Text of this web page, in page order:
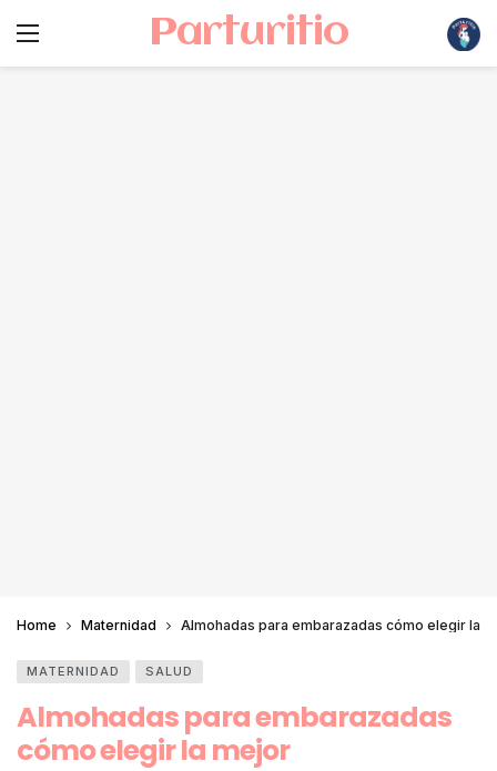
Parturitio
Home Maternidad Almohadas para embarazadas cómo elegir la
MATERNIDAD SALUD
Almohadas para embarazadas
cómo elegir la mejor